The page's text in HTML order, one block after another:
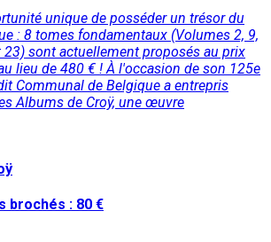
unique de posséder un trésor du
: 8 tomes fondamentaux (Volumes 2, 9,
23) sont actuellement proposés au prix
lieu de 480 € ! À l'occasion de son 125e
Communal de Belgique a entrepris
Albums de Croÿ, une œuvre
brochés : 80 €